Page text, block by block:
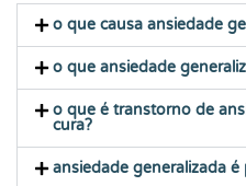
o que causa ansiedade
o que ansiedade
o que é transtorno de
cura?
ansiedade generalizada é